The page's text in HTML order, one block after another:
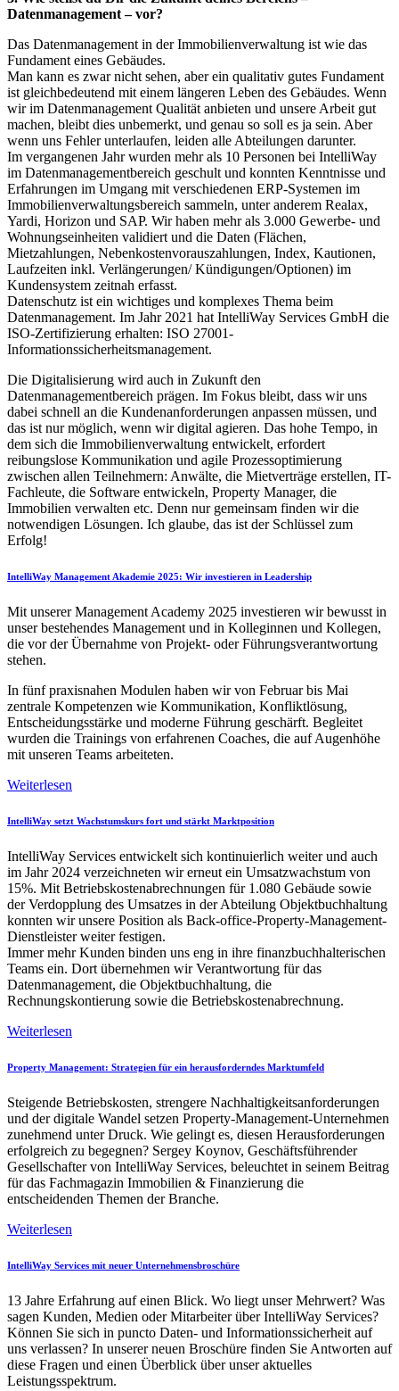
Datenmanagement – vor?
Das Datenmanagement in der Immobilienverwaltung ist wie das
Fundament eines Gebäudes.
Man kann es zwar nicht sehen, aber ein qualitativ gutes Fundament
ist gleichbedeutend mit einem längeren Leben des Gebäudes. Wenn
wir im Datenmanagement Qualität anbieten und unsere Arbeit gut
machen, bleibt dies unbemerkt, und genau so soll es ja sein. Aber
wenn uns Fehler unterlaufen, leiden alle Abteilungen darunter.
Im vergangenen Jahr wurden mehr als 10 Personen bei IntelliWay
im Datenmanagementbereich geschult und konnten Kenntnisse und
Erfahrungen im Umgang mit verschiedenen ERP-Systemen im
Immobilienverwaltungsbereich sammeln, unter anderem Realax,
Yardi, Horizon und SAP. Wir haben mehr als 3.000 Gewerbe- und
Wohnungseinheiten validiert und die Daten (Flächen,
Mietzahlungen, Nebenkostenvorauszahlungen, Index, Kautionen,
Laufzeiten inkl. Verlängerungen/ Kündigungen/Optionen) im
Kundensystem zeitnah erfasst.
Datenschutz ist ein wichtiges und komplexes Thema beim
Datenmanagement. Im Jahr 2021 hat IntelliWay Services GmbH die
ISO-Zertifizierung erhalten: ISO 27001-
Informationssicherheitsmanagement.
Die Digitalisierung wird auch in Zukunft den
Datenmanagementbereich prägen. Im Fokus bleibt, dass wir uns
dabei schnell an die Kundenanforderungen anpassen müssen, und
das ist nur möglich, wenn wir digital agieren. Das hohe Tempo, in
dem sich die Immobilienverwaltung entwickelt, erfordert
reibungslose Kommunikation und agile Prozessoptimierung
zwischen allen Teilnehmern: Anwälte, die Mietverträge erstellen, IT-
Fachleute, die Software entwickeln, Property Manager, die
Immobilien verwalten etc. Denn nur gemeinsam finden wir die
notwendigen Lösungen. Ich glaube, das ist der Schlüssel zum
Erfolg!
IntelliWay Management Akademie 2025: Wir investieren in Leadership
Mit unserer Management Academy 2025 investieren wir bewusst in
unser bestehendes Management und in Kolleginnen und Kollegen,
die vor der Übernahme von Projekt- oder Führungsverantwortung
stehen.
In fünf praxisnahen Modulen haben wir von Februar bis Mai
zentrale Kompetenzen wie Kommunikation, Konfliktlösung,
Entscheidungsstärke und moderne Führung geschärft. Begleitet
wurden die Trainings von erfahrenen Coaches, die auf Augenhöhe
mit unseren Teams arbeiteten.
Weiterlesen
IntelliWay setzt Wachstumskurs fort und stärkt Marktposition
IntelliWay Services entwickelt sich kontinuierlich weiter und auch
im Jahr 2024 verzeichneten wir erneut ein Umsatzwachstum von
15%. Mit Betriebskostenabrechnungen für 1.080 Gebäude sowie
der Verdopplung des Umsatzes in der Abteilung Objektbuchhaltung
konnten wir unsere Position als Back-office-Property-Management-
Dienstleister weiter festigen.
Immer mehr Kunden binden uns eng in ihre finanzbuchhalterischen
Teams ein. Dort übernehmen wir Verantwortung für das
Datenmanagement, die Objektbuchhaltung, die
Rechnungskontierung sowie die Betriebskostenabrechnung.
Weiterlesen
Property Management: Strategien für ein herausforderndes Marktumfeld
Steigende Betriebskosten, strengere Nachhaltigkeitsanforderungen
und der digitale Wandel setzen Property-Management-Unternehmen
zunehmend unter Druck. Wie gelingt es, diesen Herausforderungen
erfolgreich zu begegnen? Sergey Koynov, Geschäftsführender
Gesellschafter von IntelliWay Services, beleuchtet in seinem Beitrag
für das Fachmagazin Immobilien & Finanzierung die
entscheidenden Themen der Branche.
Weiterlesen
IntelliWay Services mit neuer Unternehmensbroschüre
13 Jahre Erfahrung auf einen Blick. Wo liegt unser Mehrwert? Was
sagen Kunden, Medien oder Mitarbeiter über IntelliWay Services?
Können Sie sich in puncto Daten- und Informationssicherheit auf
uns verlassen? In unserer neuen Broschüre finden Sie Antworten auf
diese Fragen und einen Überblick über unser aktuelles
Leistungsspektrum.